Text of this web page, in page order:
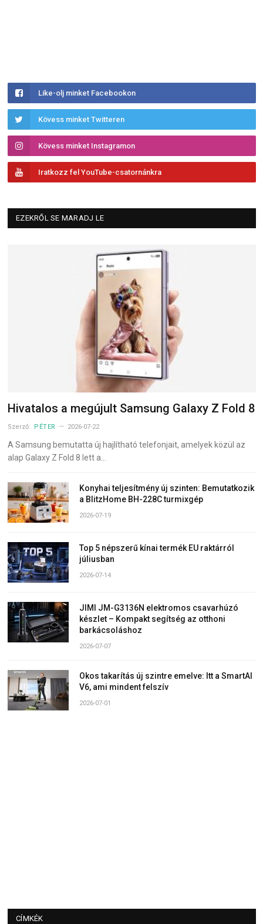
Like-olj minket Facebookon
Kövess minket Twitteren
Kövess minket Instagramon
Iratkozz fel YouTube-csatornánkra
EZEKRŐL SE MARADJ LE
Hivatalos a megújult Samsung Galaxy Z Fold 8
Szerző: PÉTER 2026-07-22
A Samsung bemutatta új hajlítható telefonjait, amelyek közül az
alap Galaxy Z Fold 8 lett a…
Konyhai teljesítmény új szinten: Bemutatkozik
a BlitzHome BH-228C turmixgép
2026-07-19
Top 5 népszerű kínai termék EU raktárról
júliusban
2026-07-14
JIMI JM-G3136N elektromos csavarhúzó
készlet – Kompakt segítség az otthoni
barkácsoláshoz
2026-07-07
Okos takarítás új szintre emelve: Itt a SmartAI
V6, ami mindent felszív
2026-07-01
CÍMKÉK